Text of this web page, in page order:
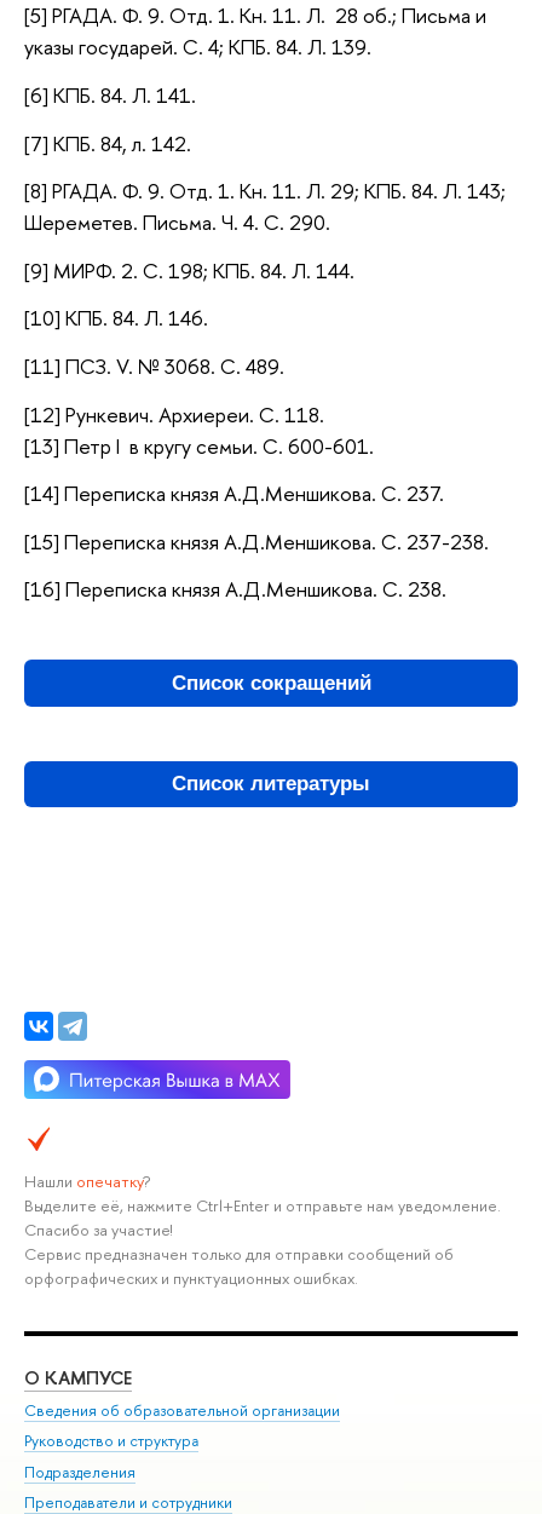
[5] РГАДА. Ф. 9. Отд. 1. Кн. 11. Л. 28 об.; Письма и
указы государей. С. 4; КПБ. 84. Л. 139.
[6] КПБ. 84. Л. 141.
[7] КПБ. 84, л. 142.
[8] РГАДА. Ф. 9. Отд. 1. Кн. 11. Л. 29; КПБ. 84. Л. 143;
Шереметев. Письма. Ч. 4. С. 290.
[9] МИРФ. 2. С. 198; КПБ. 84. Л. 144.
[10] КПБ. 84. Л. 146.
[11] ПСЗ. V. № 3068. С. 489.
[12] Рункевич. Архиереи. С. 118.
[13] Петр I в кругу семьи. С. 600-601.
[14] Переписка князя А.Д.Меншикова. С. 237.
[15] Переписка князя А.Д.Меншикова. С. 237-238.
[16] Переписка князя А.Д.Меншикова. С. 238.
Список сокращений
Список литературы
Нашли опечатку?
Выделите её, нажмите Ctrl+Enter и отправьте нам уведомление.
Спасибо за участие!
Сервис предназначен только для отправки сообщений об
орфографических и пунктуационных ошибках.
О КАМПУСЕ
Сведения об образовательной организации
Руководство и структура
Подразделения
Преподаватели и сотрудники